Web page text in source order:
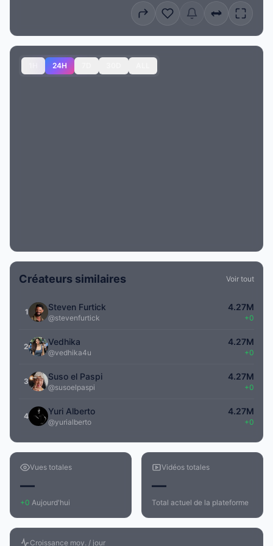
24H
Créateurs similaires Voir tout
1 Steven Furtick
@stevenfurtick
4.27M
+0
2 Vedhika
@vedhika4u
4.27M
+0
3 Suso el Paspi
@susoelpaspi
4.27M
+0
4 Yuri Alberto
@yurialberto
4.27M
+0
Vues totales
—
+0 Aujourd'hui
Vidéos totales
—
Total actuel de la plateforme
Croissance moy. / jour